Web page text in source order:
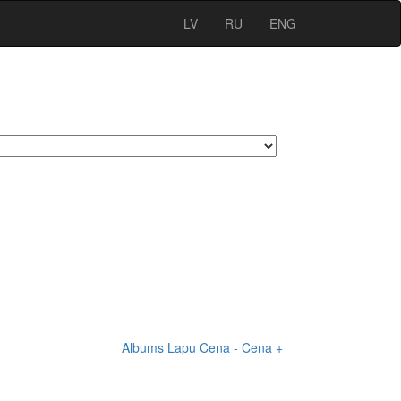
LV RU ENG
Albums Lapu Cena - Cena +